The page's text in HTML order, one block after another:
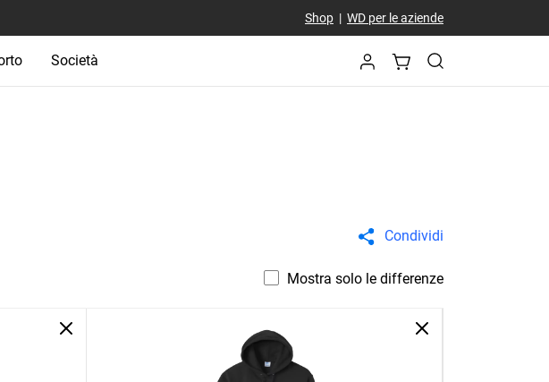
Shop| WD per le aziende
Società
Condividi
Mostra solo le differenze